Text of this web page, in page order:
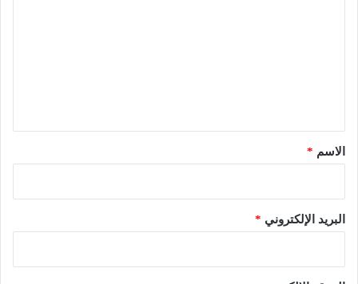
*الاسم *
البريد الإلكتروني *